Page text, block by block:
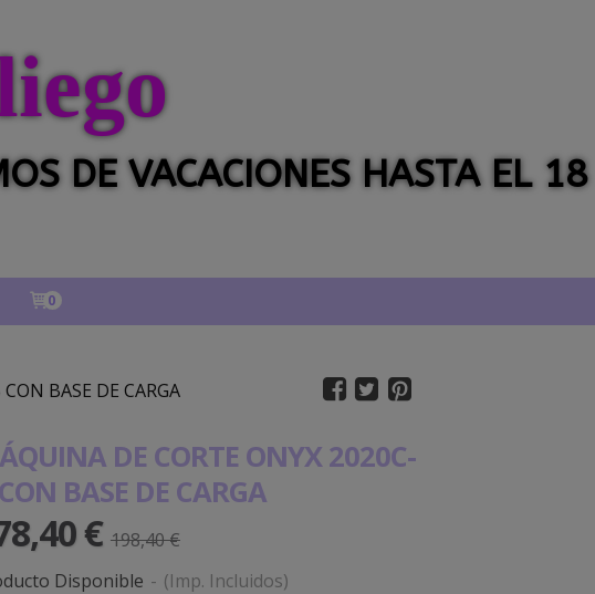
DE VACACIONES HASTA EL 18
0
BASE DE CARGA
DE CORTE ONYX 2020C-
BASE DE CARGA
€ 198,40 €
Disponible - (Imp. Incluidos)